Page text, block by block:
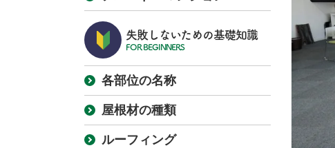
失敗しないための基礎知識
FOR BEGINNERS
各部位の名称
屋根材の種類
ルーフィング